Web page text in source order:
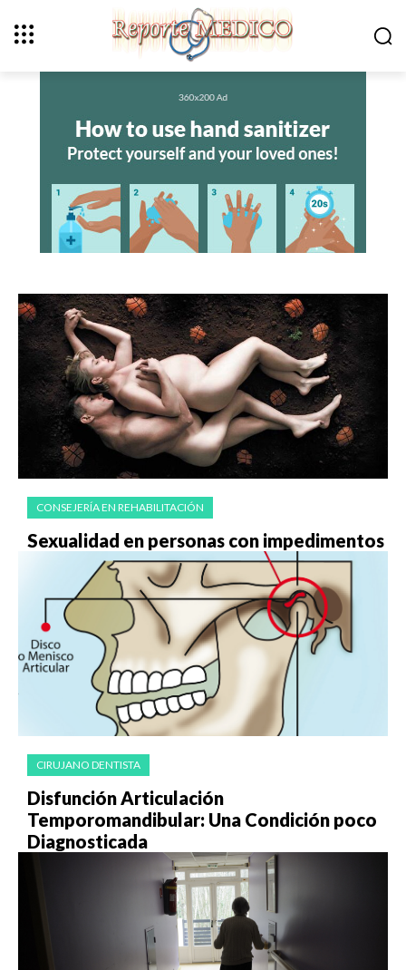
CONSEJERÍA EN REHABILITACIÓN
Sexualidad en personas con impedimentos
CIRUJANO DENTISTA
Disfunción Articulación
Temporomandibular: Una Condición poco
Diagnosticada